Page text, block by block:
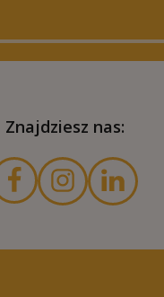
Znajdziesz nas: